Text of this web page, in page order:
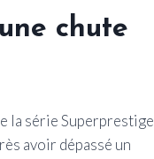
chute
la série Superprestige
avoir dépassé un